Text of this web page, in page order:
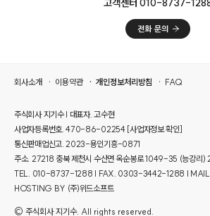
고객센터 010-8737-
회사소개 이용약관 개인정보처리방침 FAQ
주식회사 지기수 | 대표자. 고수현
사업자등록번호. 470-86-02254 [사업자정보 확인]
통신판매업신고. 2023-용인기흥-0871
주소. 27218 충북 제천시 수산면 옥순봉로 1049-35 (능강리)
TEL. 010-8737-1288 | FAX. 0303-3442-1288 |
HOSTING BY (주)위드소프트
© 주식회사 지기수. All rights reserved.